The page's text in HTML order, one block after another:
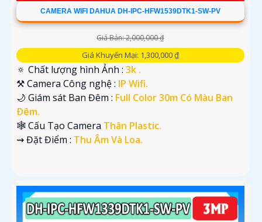
CAMERA WIFI DAHUA DH-IPC-HFW1539DTK1-SW-PV
Giá Bán: 2,000,000 ₫
Giá Khuyến Mại: 1,300,000 ₫
🔅 Chất lượng hình Ảnh : 3k .
⚒ Camera Công nghệ : IP Wifi.
🌙 Giám sát Ban Đêm : Full Color 30m Có Màu Ban
Ðêm.
🕸️ Cấu Tạo Camera Thân Plastic.
️⇝ Đặt Điểm : Thu Âm Và Loa.